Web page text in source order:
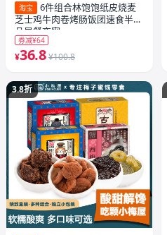
淘宝
6件组合林饱饱纸皮烧麦
芝士鸡牛肉卷烤肠饭团速食半成
品早餐夜宵
券减¥64
¥36.8 ¥100.8
3.8折